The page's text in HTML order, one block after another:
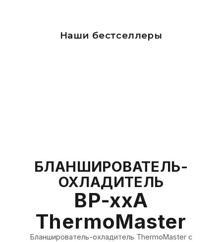
Наши бестселлеры
БЛАНШИРОВАТЕЛЬ-
ОХЛАДИТЕЛЬ
BP-xxA
ThermoMaster
Бланширователь-охладитель ThermoMaster с